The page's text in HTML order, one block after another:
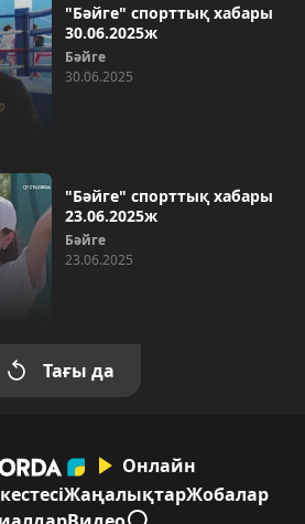
"Бәйге" спорттық хабары
30.06.2025ж
Бәйге
30.06.2025
"Бәйге" спорттық хабары
23.06.2025ж
Бәйге
23.06.2025
Тағы да
Онлайн
ЖаңалықтарЖобалар